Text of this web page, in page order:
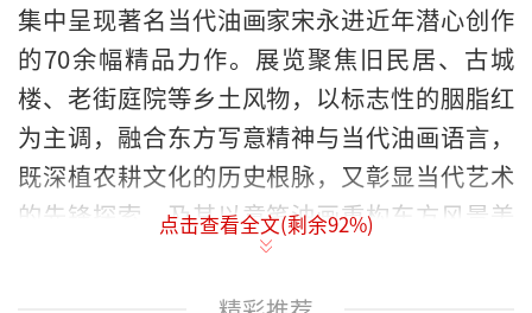
集中呈现著名当代油画家宋永进近年潜心创作
的70余幅精品力作。展览聚焦旧民居、古城
楼、老街庭院等乡土风物，以标志性的胭脂红
为主调，融合东方写意精神与当代油画语言，
既深植农耕文化的历史根脉，又彰显当代艺术
的先锋探索，及其以意笔油画重构东方风景美
学的深邃思考与创作活力。开幕当日，戴士
和、黄阿忠等众多艺术界名家齐聚，学术研讨
点击查看全文(剩余92%)